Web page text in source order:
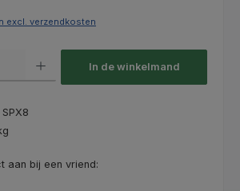
excl. verzendkosten
In de winkelmand
SPX8
aan bij een vriend: